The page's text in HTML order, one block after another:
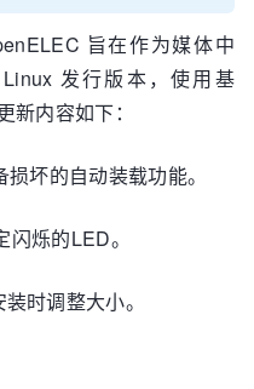
旨在作为媒体中
发行版本，使用基
新内容如下：
坏的自动装载功能。
烁的LED。
时调整大小。